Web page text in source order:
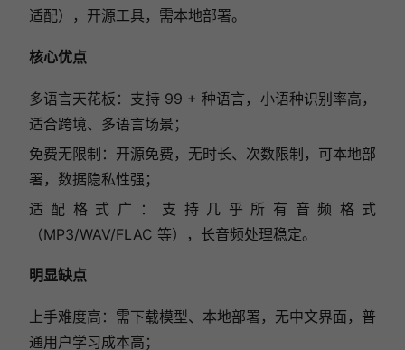
适配），开源工具，需本地部署。
核心优点
多语言天花板：支持 99 + 种语言，小语种识别率高，
适合跨境、多语言场景；
免费无限制：开源免费，无时长、次数限制，可本地部
署，数据隐私性强；
适配格式广：支持几乎所有音频格式
（MP3/WAV/FLAC 等），长音频处理稳定。
明显缺点
上手难度高：需下载模型、本地部署，无中文界面，普
通用户学习成本高；